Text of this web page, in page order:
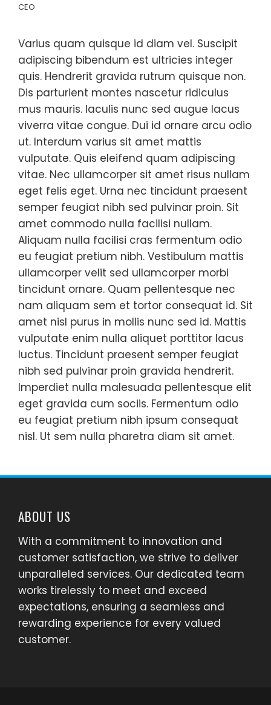
CEO
Varius quam quisque id diam vel. Suscipit
adipiscing bibendum est ultricies integer
quis. Hendrerit gravida rutrum quisque non.
Dis parturient montes nascetur ridiculus
mus mauris. Iaculis nunc sed augue lacus
viverra vitae congue. Dui id ornare arcu odio
ut. Interdum varius sit amet mattis
vulputate. Quis eleifend quam adipiscing
vitae. Nec ullamcorper sit amet risus nullam
eget felis eget. Urna nec tincidunt praesent
semper feugiat nibh sed pulvinar proin. Sit
amet commodo nulla facilisi nullam.
Aliquam nulla facilisi cras fermentum odio
eu feugiat pretium nibh. Vestibulum mattis
ullamcorper velit sed ullamcorper morbi
tincidunt ornare. Quam pellentesque nec
nam aliquam sem et tortor consequat id. Sit
amet nisl purus in mollis nunc sed id. Mattis
vulputate enim nulla aliquet porttitor lacus
luctus. Tincidunt praesent semper feugiat
nibh sed pulvinar proin gravida hendrerit.
Imperdiet nulla malesuada pellentesque elit
eget gravida cum sociis. Fermentum odio
eu feugiat pretium nibh ipsum consequat
nisl. Ut sem nulla pharetra diam sit amet.
ABOUT US
With a commitment to innovation and
customer satisfaction, we strive to deliver
unparalleled services. Our dedicated team
works tirelessly to meet and exceed
expectations, ensuring a seamless and
rewarding experience for every valued
customer.